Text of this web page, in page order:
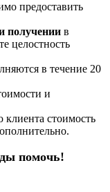
предоставить
получении в
целостность
в течение 20
и
стоимость
помочь!